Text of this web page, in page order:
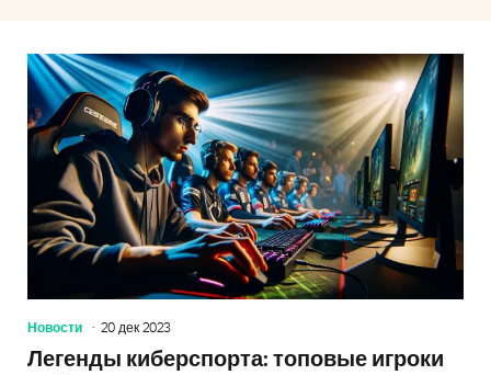
Новости 20 дек 2023
Легенды киберспорта: топовые игроки